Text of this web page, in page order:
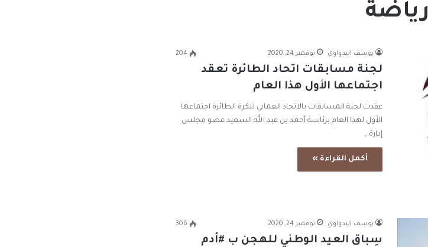
رياضة
يوسف البدواوي نوفمبر 24, 2020 204
لجنة مسابقات اتحاد الطائرة تعقد
اجتماعها الأول هذا العام
عقدت لجنة المسابقات بالاتحاد العماني للكرة الطائرة اجتماعها
الأول لهذا العام برئاسة أحمد بن عبد الله السعيد عضو مجلس
إدارة…
أكمل القراءة »
يوسف البدواوي نوفمبر 24, 2020 306
سِباق العيد الوطني للهجن ب #أدم